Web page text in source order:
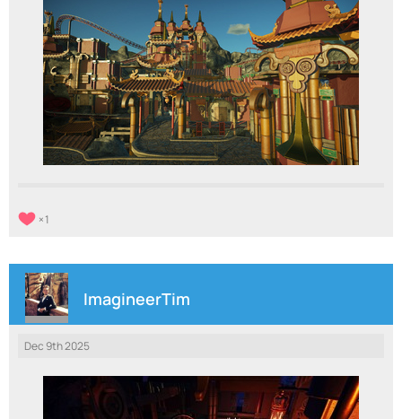
1
ImagineerTim
Dec 9th 2025